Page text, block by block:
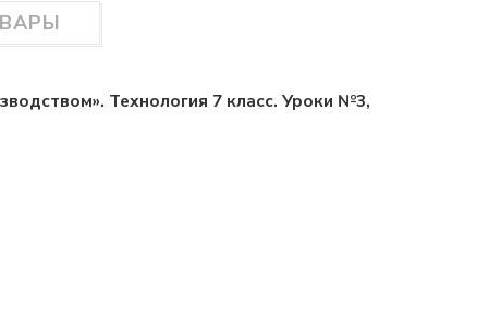
Технология 7 класс. Уроки №3,